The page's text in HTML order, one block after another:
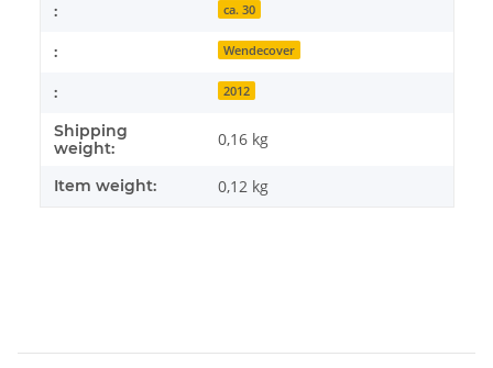
: ca. 30
: Wendecover
: 2012
Shipping
weight:
0,16 kg
Item weight: 0,12 kg